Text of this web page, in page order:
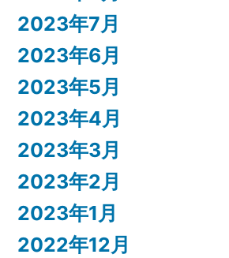
2023年7月
2023年6月
2023年5月
2023年4月
2023年3月
2023年2月
2023年1月
2022年12月